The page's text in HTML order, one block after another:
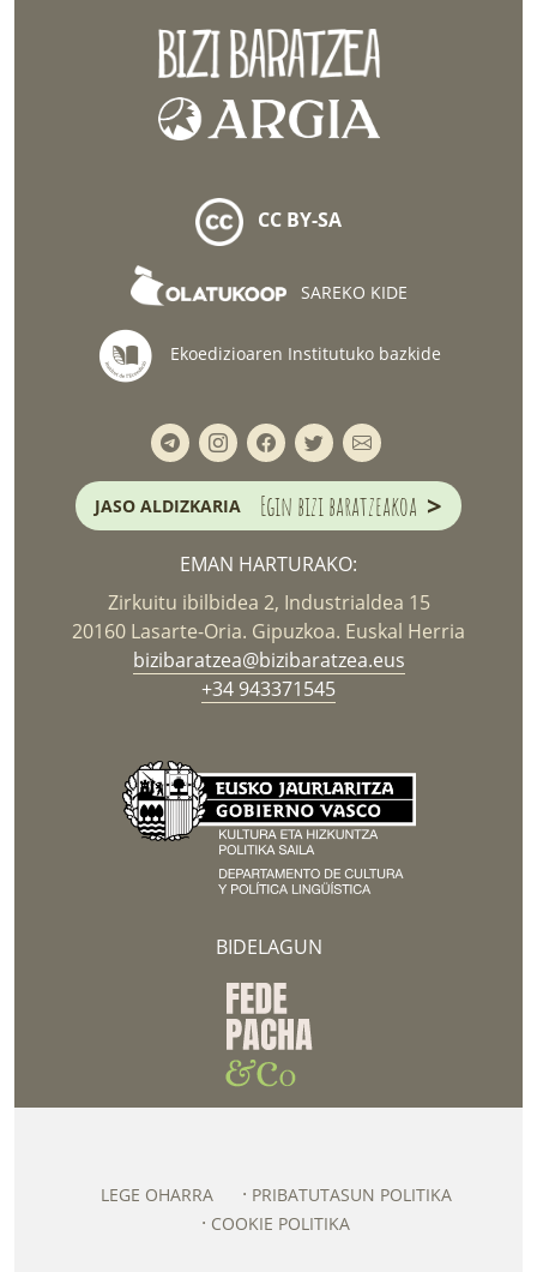
CC BY-SA
SAREKO KIDE
Ekoedizioaren Institutuko bazkide
JASO ALDIZKARIA Egin bizi baratzeakoa >
EMAN HARTURAKO:
Zirkuitu ibilbidea 2, Industrialdea 15
20160 Lasarte-Oria. Gipuzkoa. Euskal Herria
bizibaratzea@bizibaratzea.eus
+34 943371545
BIDELAGUN
LEGE OHARRA
PRIBATUTASUN POLITIKA
COOKIE POLITIKA